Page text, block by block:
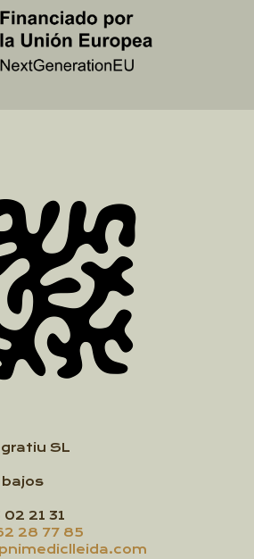
SL
bajos
02 21 31
28 77 85